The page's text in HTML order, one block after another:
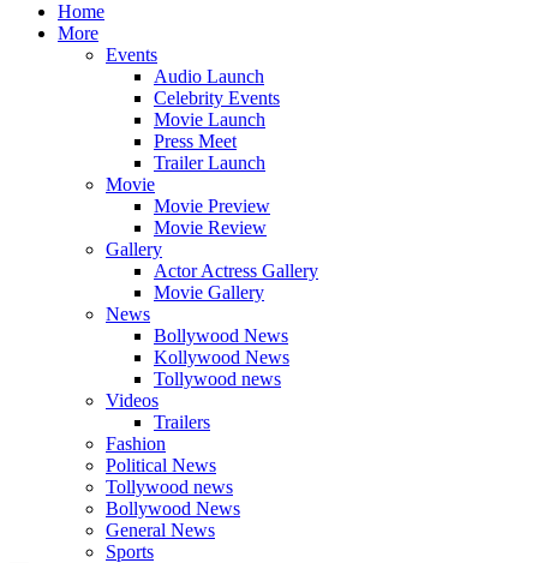
Home
More
Events
Audio Launch
Celebrity Events
Movie Launch
Press Meet
Trailer Launch
Movie
Movie Preview
Movie Review
Gallery
Actor Actress Gallery
Movie Gallery
News
Bollywood News
Kollywood News
Tollywood news
Videos
Trailers
Fashion
Political News
Tollywood news
Bollywood News
General News
Sports